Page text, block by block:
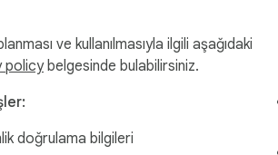
ve kullanılmasıyla ilgili aşağıdaki
policybelgesinde bulabilirsiniz.
doğrulama bilgileri